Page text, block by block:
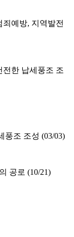
예방, 지역발전
한 납세풍조 조
풍조 조성 (03/03)
공로 (10/21)